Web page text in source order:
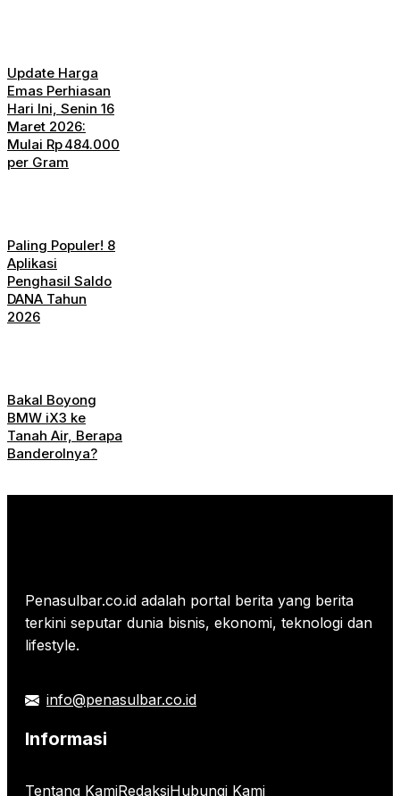
Update Harga
Emas Perhiasan
Hari Ini, Senin 16
Maret 2026:
Mulai Rp 484.000
per Gram
Paling Populer! 8
Aplikasi
Penghasil Saldo
DANA Tahun
2026
Bakal Boyong
BMW iX3 ke
Tanah Air, Berapa
Banderolnya?
Penasulbar.co.id adalah portal berita yang berita
terkini seputar dunia bisnis, ekonomi, teknologi dan
lifestyle.
info@penasulbar.co.id
Informasi
Tentang KamiRedaksiHubungi Kami